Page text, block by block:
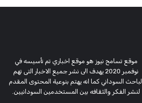
موقع تسامح نيوز هو موقع اخباري تم تأسيسه في
نوفمبر 2020 يهدف الى نشر جميع الاخبار التى تهم
الباحث السوداني كما انه يهتم بنوعية المحتوى المقدم
لنشر الفكر والثقافه بين المستخدمين السودانيين.